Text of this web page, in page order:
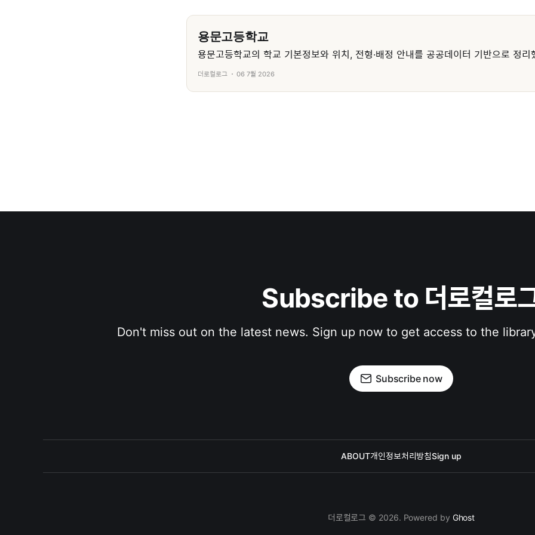
용문고등학교
용문고등학교의 학교 기본정보와 위치, 전형·배정 안내를 공공데이터 기반으로 정리
더로컬로그 06 7월 2026
Subscribe to 더로컬로
Don't miss out on the latest news. Sign up now to get access to the
Subscribe now
ABOUT개인정보처리방침Sign up
더로컬로그 © 2026. Powered by Ghost